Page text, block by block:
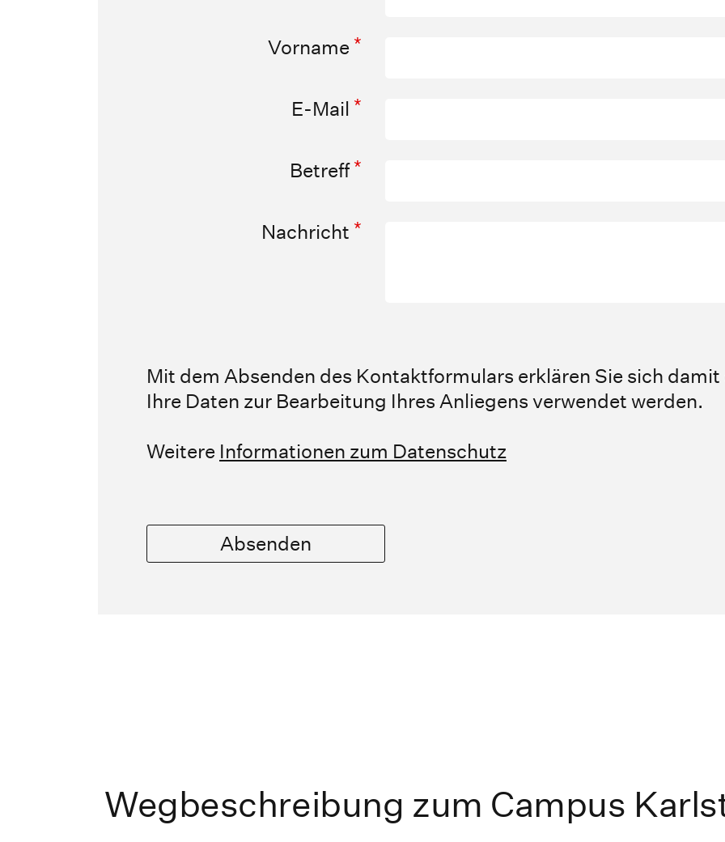
Vorname *
E-Mail *
Betreff *
Nachricht *
Mit dem Absenden des Kontaktformulars erklären Sie sich
Ihre Daten zur Bearbeitung Ihres Anliegens verwendet werden.
Weitere Informationen zum Datenschutz
Absenden
Wegbeschreibung zum Campus